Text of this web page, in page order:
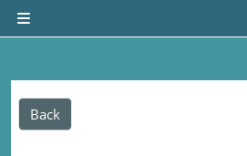
Skip to main content
Side panel
Back